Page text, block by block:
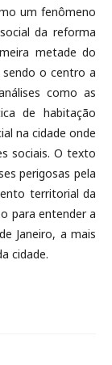
um fenômeno
da reforma
metade do
sendo o centro a
como as
de habitação
na cidade onde
sociais. O texto
perigosas pela
territorial da
para entender a
Janeiro, a mais
cidade.